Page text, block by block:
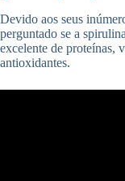
Devido aos seus
perguntado se a
excelente de proteínas,
antioxidantes.